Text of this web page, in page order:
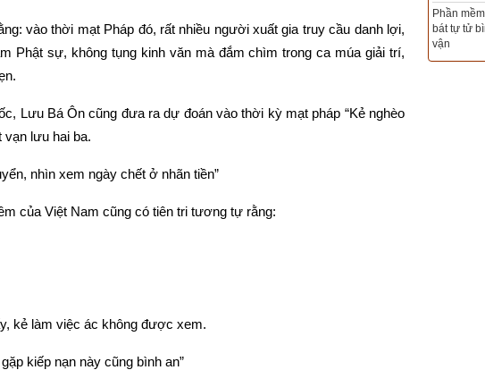
vào thời mạt Pháp đó, rất nhiều người xuất gia truy cầu danh lợi,
Phật sự, không tụng kinh văn mà đắm chìm trong ca múa giải trí,
Lưu Bá Ôn cũng đưa ra dự đoán vào thời kỳ mạt pháp “Kẻ nghèo
vạn lưu hai ba.
nhìn xem ngày chết ở nhãn tiền”
của Việt Nam cũng có tiên tri tương tự rằng:
kẻ làm việc ác không được xem.
kiếp nạn này cũng bình an”
Phần mềm tìm dụng thần
bát tự tử bình giúp bạn cải